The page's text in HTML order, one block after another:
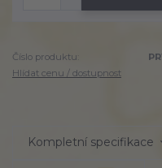
Číslo produktu:
Hlídat cenu / dostupnost
Kompletní specifikace